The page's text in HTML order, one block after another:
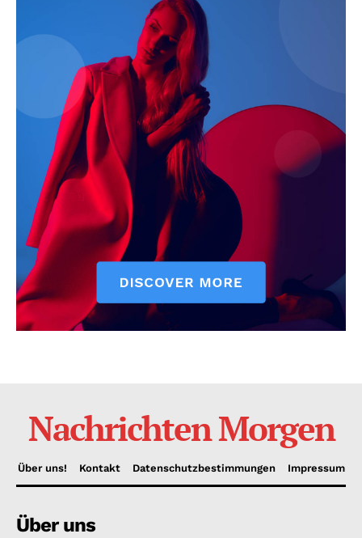
Nachrichten Morgen
Über uns! Kontakt Datenschutzbestimmungen Impressum
Über uns